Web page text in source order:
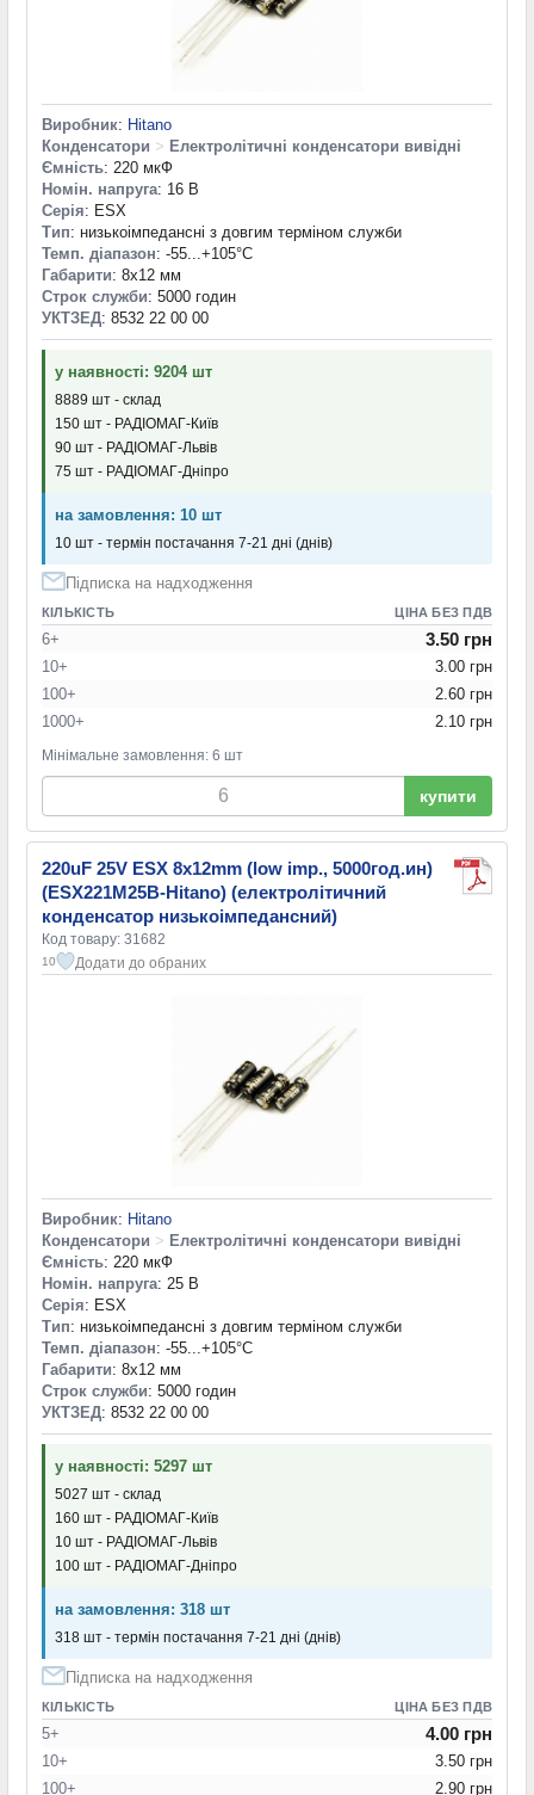
Виробник: Hitano
Конденсатори > Електролітичні конденсатори вивідні
Ємність: 220 мкФ
Номін. напруга: 16 В
Серія: ESX
Тип: низькоімпедансні з довгим терміном служби
Темп. діапазон: -55...+105°С
Габарити: 8x12 мм
Строк служби: 5000 годин
УКТЗЕД: 8532 22 00 00
у наявності: 9204 шт
8889 шт - склад
150 шт - РАДІОМАГ-Київ
90 шт - РАДІОМАГ-Львів
75 шт - РАДІОМАГ-Дніпро
на замовлення: 10 шт
10 шт - термін постачання 7-21 дні (днів)
Підписка на надходження
КІЛЬКІСТЬ ЦІНА БЕЗ ПДВ
6+ 3.50 грн
10+
3.00 грн
100+
2.60 грн
1000+
2.10 грн
Мінімальне замовлення: 6 шт
купити
220uF 25V ESX 8x12mm (low imp., 5000год.ин)
(ESX221M25B-Hitano) (електролітичний
конденсатор низькоімпедансний)
Код товару: 31682
10 Додати до обраних
Виробник: Hitano
Конденсатори > Електролітичні конденсатори вивідні
Ємність: 220 мкФ
Номін. напруга: 25 В
Серія: ESX
Тип: низькоімпедансні з довгим терміном служби
Темп. діапазон: -55...+105°С
Габарити: 8x12 мм
Строк служби: 5000 годин
УКТЗЕД: 8532 22 00 00
у наявності: 5297 шт
5027 шт - склад
160 шт - РАДІОМАГ-Київ
10 шт - РАДІОМАГ-Львів
100 шт - РАДІОМАГ-Дніпро
на замовлення: 318 шт
318 шт - термін постачання 7-21 дні (днів)
Підписка на надходження
КІЛЬКІСТЬ ЦІНА БЕЗ ПДВ
5+ 4.00 грн
10+
3.50 грн
100+
2.90 грн